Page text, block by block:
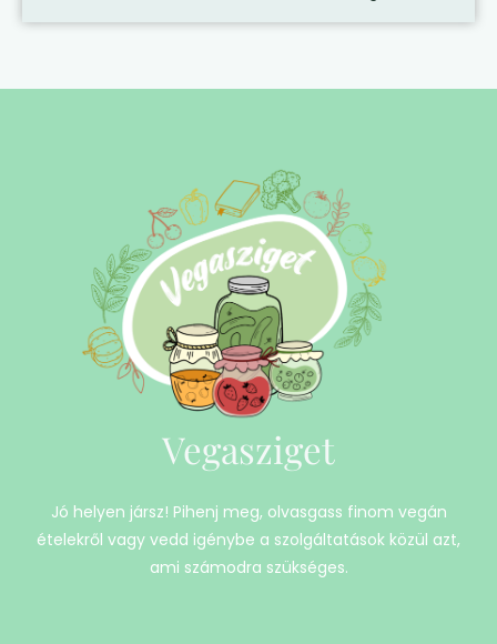
Vegasziget
Jó helyen jársz! Pihenj meg, olvasgass finom vegán
ételekről vagy vedd igénybe a szolgáltatások közül azt,
ami számodra szükséges.